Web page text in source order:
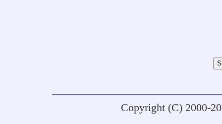
Copyright (C) 2000-